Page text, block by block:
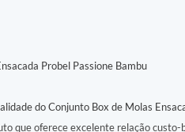
Probel Passione Bambu
do Conjunto Box de Molas
que oferece excelente relação custo-